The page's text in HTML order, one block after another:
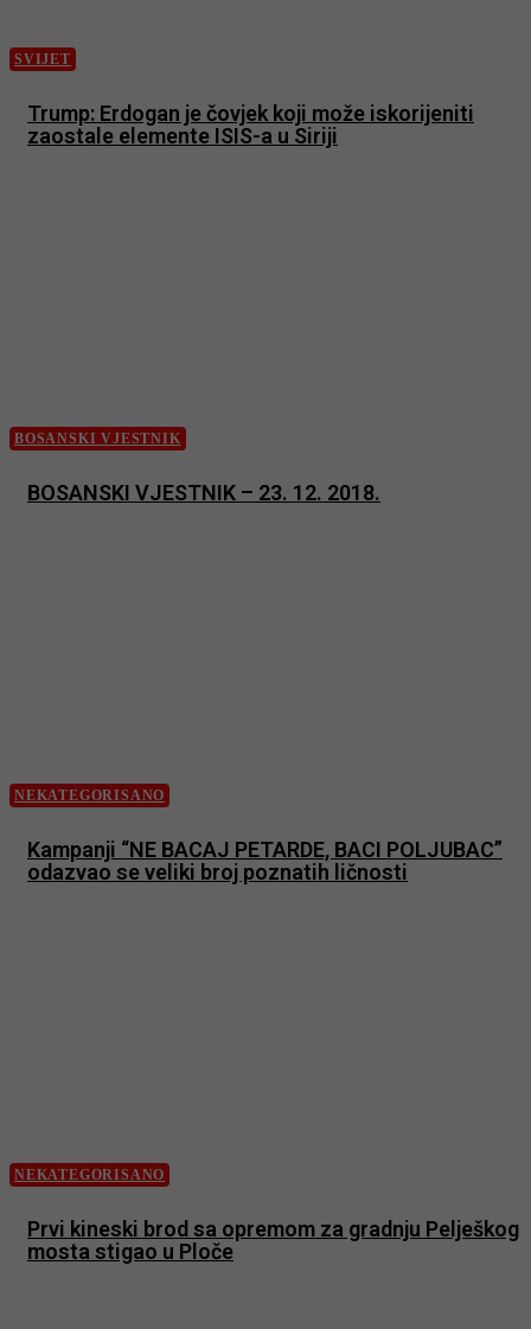
SVIJET
Trump: Erdogan je čovjek koji može iskorijeniti
zaostale elemente ISIS-a u Siriji
BOSANSKI VJESTNIK
BOSANSKI VJESTNIK – 23. 12. 2018.
NEKATEGORISANO
Kampanji “NE BACAJ PETARDE, BACI POLJUBAC”
odazvao se veliki broj poznatih ličnosti
NEKATEGORISANO
Prvi kineski brod sa opremom za gradnju Pelješkog
mosta stigao u Ploče